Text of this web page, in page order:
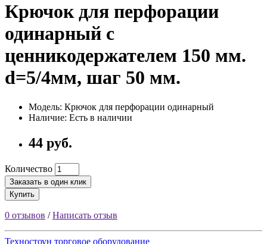
Крючок для перфорации
одинарный с
ценникодержателем 150 мм.
d=5/4мм, шаг 50 мм.
Модель: Крючок для перфорации одинарный
Наличие: Есть в наличии
44 руб.
Количество
Заказать в один клик
Купить
0 отзывов /Написать отзыв
Техностоун торговое оборудование